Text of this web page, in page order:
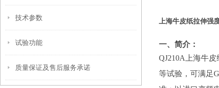
技术参数
试验功能
质量保证及售后服务承诺
上海牛皮纸拉伸强
一、简介：
QJ210A 上海牛
等试验，可满足